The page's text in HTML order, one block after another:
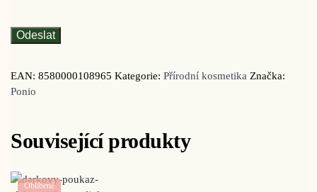
EAN: 8580000108965 Kategorie: Přírodní kosmetika Značka:
Ponio
Související produkty
Oblíbené